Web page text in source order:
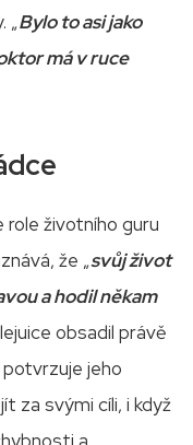
„Bylo to asi jako
má v ruce
životního guru
že „svůj život
a hodil někam
obsadil právě
jeho
za svými cíli, i když